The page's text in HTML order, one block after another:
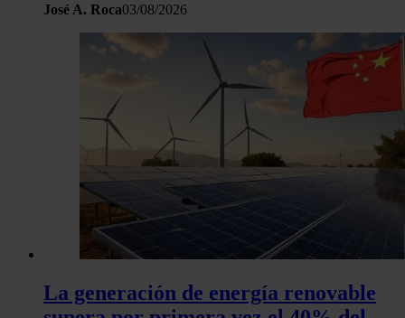
José A. Roca03/08/2026
La generación de energía renovable